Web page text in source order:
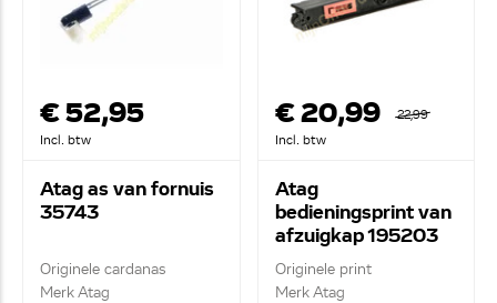
€ 52,95
Incl. btw
Atag as van fornuis
35743
Originele cardanas
Merk Atag
€ 20,99
22,99
Incl. btw
Atag
bedieningsprint van
afzuigkap 195203
Originele print
Merk Atag